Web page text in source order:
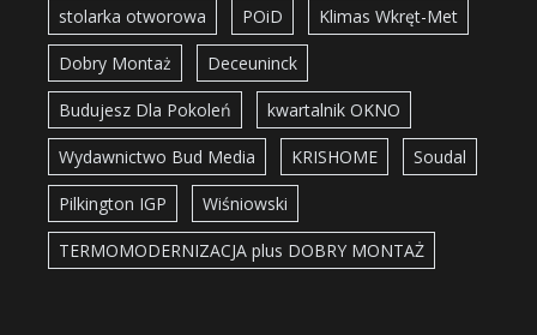
stolarka otworowa POiD Klimas Wkręt-Met
Dobry Montaż Deceuninck
Budujesz Dla Pokoleń kwartalnik OKNO
Wydawnictwo Bud Media KRISHOME Soudal
Pilkington IGP Wiśniowski
TERMOMODERNIZACJA plus DOBRY MONTAŻ